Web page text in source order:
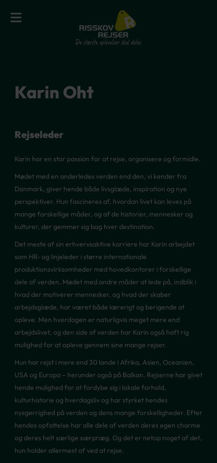
Karin Oht
Rejseleder
Karin har en stor passion for at rejse, organisere og formidle.
Mødet med en anderledes verden end den, vi kender fra
Danmark, giver hende både livsglæde, inspiration og nye
perspektiver. Hun fascineres af, hvordan livet kan leves på
mange forskellige måder, og af de historier, mennesker og
kulturer, der gemmer sig bag hver destination.
Det meste af sin erhvervsaktive karriere har Karin arbejdet
som HR- og linjeleder i større internationale
produktionsvirksomheder med hovedkontorer i forskellige
dele af verden. Mødet med andre måder at lede på, indblik i
hvad der motiverer mennesker, og hvad der skaber
arbejdsglæde, har været både lærerigt og berigende at
opleve. Men hverdagen er naturligvis meget mere end
arbejdslivet, og den side af verden har Karin også haft rig
mulighed for at opleve gennem sine mange rejser.
Hun har rejst i mere end 30 lande i Afrika, Asien, Oceanien,
USA og Europa – herunder også på Balkan. Rejserne har givet
hende mulighed for at fordybe sig i lokale forhold,
kulturhistorie og hverdagsliv og har styrket hendes
nysgerrighed på verden og dens mange forskelligheder. Efter
hendes opfattelse har alle dele af verden deres egen charme
og deres helt særlige særpræg. Og det er netop noget af det,
hun holder allermest af ved at rejse.